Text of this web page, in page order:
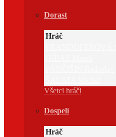
Dorast
Hráč
Všetci hráči
Dospelí
Hráč